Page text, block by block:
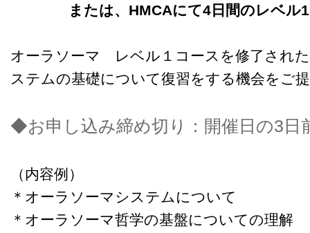
または、HMCAにて4日間のレベル1
オーラソーマ レベル１コースを修了され
ステムの基礎について復習をする機会をご
◆お申し込み締め切り：開催日の3日
（内容例）
＊オーラソーマシステムについて
＊オーラソーマ哲学の基盤についての理解